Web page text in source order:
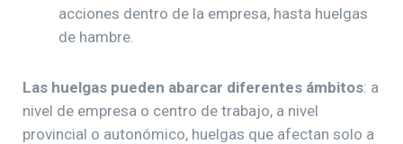
acciones dentro de la empresa, hasta huelgas
de hambre.
Las huelgas pueden abarcar diferentes ámbitos: a
nivel de empresa o centro de trabajo, a nivel
provincial o autonómico, huelgas que afectan solo a